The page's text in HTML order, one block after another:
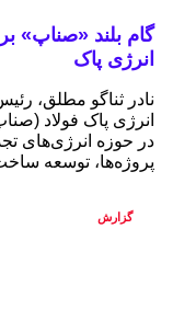
گام بلند «صناپ»
انرژی پاک
نادر ثناگو مطلق،
انرژی پاک فولاد
در حوزه انرژی‌های
پروژه‌ها، توسعه
گزارش